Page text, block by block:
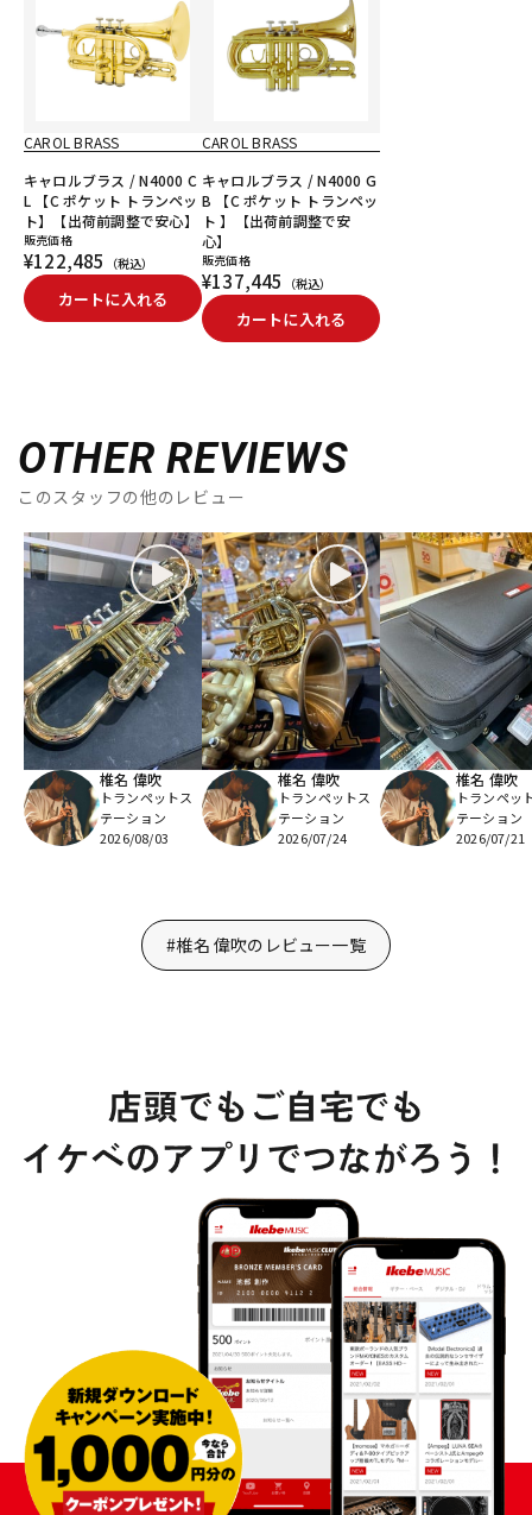
CAROL BRASS
キャロルブラス / N4000 C
L 【C ポケット トランペッ
ト】【出荷前調整で安心】
販売価格
¥122,485 （税込）
カートに入れる
CAROL BRASS
キャロルブラス / N4000 G
B 【C ポケット トランペッ
ト 】【出荷前調整で安
心】
販売価格
¥137,445 （税込）
カートに入れる
OTHER REVIEWS
このスタッフの他のレビュー
椎名 偉吹
トランペットス
テーション
2026/08/03
椎名 偉吹
トランペットス
テーション
2026/07/24
椎名 偉吹
トランペッ
テーション
2026/07/21
#椎名 偉吹のレビュー一覧